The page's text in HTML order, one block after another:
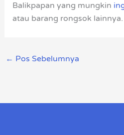
Balikpapan yang mungkin
atau barang rongsok lainnya.
← Pos Sebelumnya